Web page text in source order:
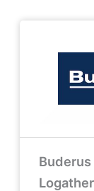
Buderus